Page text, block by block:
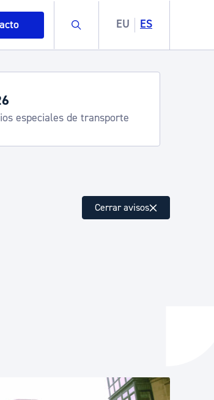
Buscar EU ES
verano
Kultura, San Telmo,
Cerrar avisos